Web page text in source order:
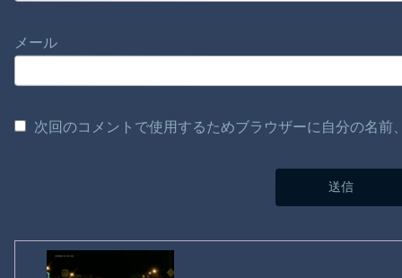
メール
次回のコメントで使用するためブラウザーに自分の名